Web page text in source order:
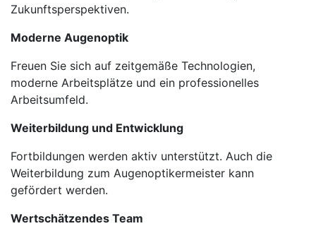
Zukunftsperspektiven.
Moderne Augenoptik
Freuen Sie sich auf zeitgemäße Technologien,
moderne Arbeitsplätze und ein professionelles
Arbeitsumfeld.
Weiterbildung und Entwicklung
Fortbildungen werden aktiv unterstützt. Auch die
Weiterbildung zum Augenoptikermeister kann
gefördert werden.
Wertschätzendes Team